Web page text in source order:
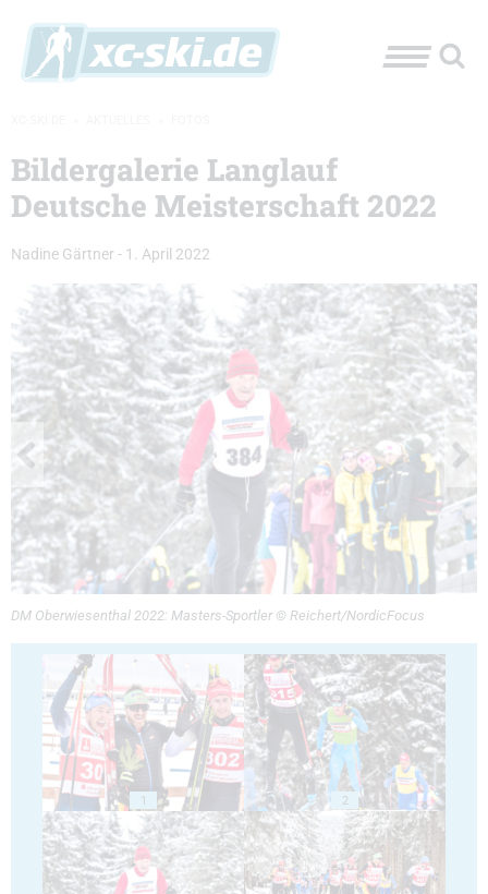
Bildergalerie Langlauf
Deutsche Meisterschaft 2022
Nadine Gärtner - 1. April 2022
DM Oberwiesenthal 2022: Masters-Sportler © Reichert/NordicFocus
1 2